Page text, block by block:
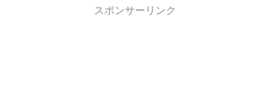
スポンサーリンク